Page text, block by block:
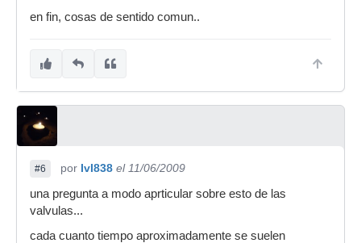
en fin, cosas de sentido comun..
#6 por IvI838 el 11/06/2009
una pregunta a modo aprticular sobre esto de las
valvulas...
cada cuanto tiempo aproximadamente se suelen